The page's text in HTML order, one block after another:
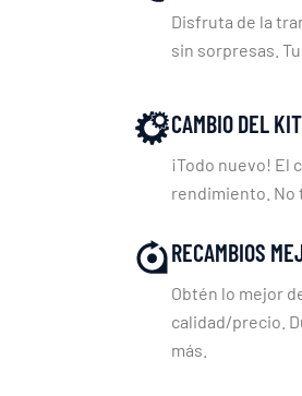
Disfruta de la
sin sorpresas.
CAMBIO DEL
¡Todo nuevo! El
rendimiento. No
RECAMBIOS
Obtén lo mejor
calidad/precio.
más.